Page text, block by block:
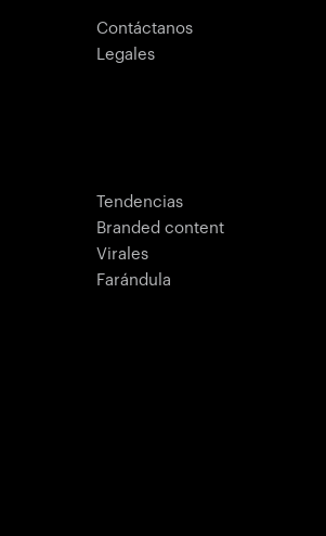
Contáctanos
Legales
Tendencias
Branded content
Virales
Farándula